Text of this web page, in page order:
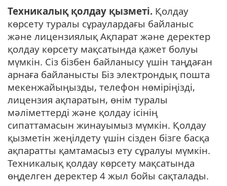
Техникалық қолдау қызметі. Қолдау
көрсету туралы сұраулардағы байланыс
және лицензиялық Ақпарат және деректер
қолдау көрсету мақсатында қажет болуы
мүмкін. Сіз бізбен байланысу үшін таңдаған
арнаға байланысты Біз электрондық пошта
мекенжайыңызды, телефон нөміріңізді,
лицензия ақпаратын, өнім туралы
мәліметтерді және қолдау ісінің
сипаттамасын жинауымыз мүмкін. Қолдау
қызметін жеңілдету үшін сізден бізге басқа
ақпаратты қамтамасыз ету сұралуы мүмкін.
Техникалық қолдау көрсету мақсатында
өңделген деректер 4 жыл бойы сақталады.